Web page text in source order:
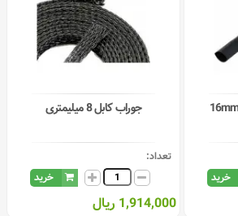
خرید
جوراب کابل 8 میلیمتری
تعداد:
خرید
1,914,000 ریال